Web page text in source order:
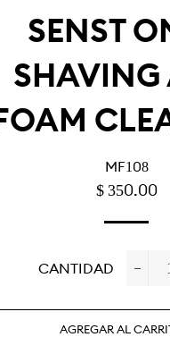
SENST
MF108
PRECIO
PRECIO
$ 350.00
CANTIDAD
AGREGAR AL